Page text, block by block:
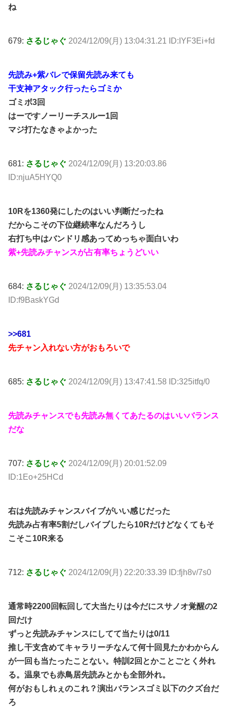
ね
679: さるじゃぐ 2024/12/09(月) 13:04:31.21 ID:IYF3Ei+fd
先読み+紫バレで保留先読み来ても
干支神アタック行ったらゴミか
ゴミボ3回
はーですノーリーチスルー1回
マジ打たなきゃよかった
681: さるじゃぐ 2024/12/09(月) 13:20:03.86
ID:njuA5HYQ0
10Rを1360発にしたのはいい判断だったね
だからこその下位継続率なんだろうし
右打ち中はバンドリ感あってめっちゃ面白いわ
紫+先読みチャンスが占有率ちょうどいい
684: さるじゃぐ 2024/12/09(月) 13:35:53.04
ID:f9BaskYGd
>>681
先チャン入れない方がおもろいで
685: さるじゃぐ 2024/12/09(月) 13:47:41.58 ID:325itfq/0
先読みチャンスでも先読み無くてあたるのはいいバランス
だな
707: さるじゃぐ 2024/12/09(月) 20:01:52.09
ID:1Eo+25HCd
右は先読みチャンスバイブがいい感じだった
先読み占有率5割だしバイブしたら10Rだけどなくてもそ
こそこ10R来る
712: さるじゃぐ 2024/12/09(月) 22:20:33.39 ID:fjh8v/7s0
通常時2200回転回して大当たりは今だにスサノオ覚醒の2
回だけ
ずっと先読みチャンスにしてて当たりは0/11
推し干支含めてキャラリーチなんて何十回見たかわからん
が一回も当たったことない。特訓2回とかことごとく外れ
る。温泉でも赤鳥居先読みとかも全部外れ。
何がおもしれぇのこれ？演出バランスゴミ以下のクズ台だ
ろ